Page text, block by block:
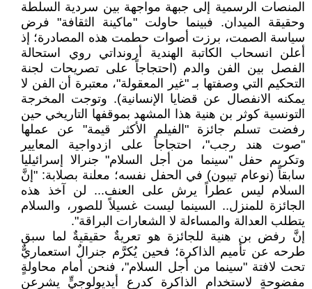
المنصات الرسمية إلى جبهة مواجهة بين سردية السلطة
وحقيقة الميدان. فبينما حاولت "ماكينة الثقافة" فرض
سياسة الصمت، برزت أصوات حطمت هذه المصادرة؛ إذ
أعلن انسحاب الكاتبة الهندية أرونداتي روي استحالة
الفصل بين الفن والدم (احتجاجاً على تصريحات لجنة
التحكيم التي وصفتها بـ "غير المعقولة"، معتبرة أن الفن لا
يمكنه الانفصال عن قضايا الإنسانية). وتوجت المخرجة
التونسية كوثر بن هنية هذا المشهد بموقفها التاريخي حين
رفضت تسلم جائزة "الفيلم الأكثر قيمة" عن عملها
"صوت هند رجب"، احتجاجاً على ازدواجية المعايير
وتكريم حفل "سينما من أجل السلام" جنرالا إسرائيليا
سابقاً (نوعام تيبون) في الحفل نفسه؛ معلنة بصلابة: "إنَّ
السلام ليس عطراً يرش على العنف... لن آخذ هذه
الجائزة للمنزل.. السينما ليست غسيلاً للصور، والسلام
يتطلب العدالة والمساءلة لا الشعارات البراقة".
إنَّ رفض بن هنية للجائزة هو تعريةٌ حقيقيةٌ لما سبق
طرحه عن تأميم الذاكرة؛ فحين يُكرَّم جنرالٌ استعماريٌّ
تحت لافتة "سينما من أجل السلام"، فنحن أمام محاولةٍ
مفضوحةٍ لاستخدام الذاكرة كدرعٍ أيديولوجيٍّ يشرعن